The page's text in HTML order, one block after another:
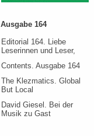
Ausgabe 164
Editorial 164. Liebe
Leserinnen und Leser,
Contents. Ausgabe 164
The Klezmatics. Global
But Local
David Giesel. Bei der
Musik zu Gast